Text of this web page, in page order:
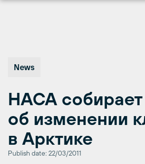
News
НАСА
об изменении
в Арктике
Publish date: 22/03/2011